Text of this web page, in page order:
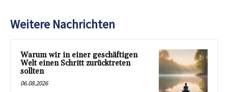
Weitere Nachrichten
Warum wir in einer geschäftigen
Welt einen Schritt zurücktreten
sollten
06.08.2026